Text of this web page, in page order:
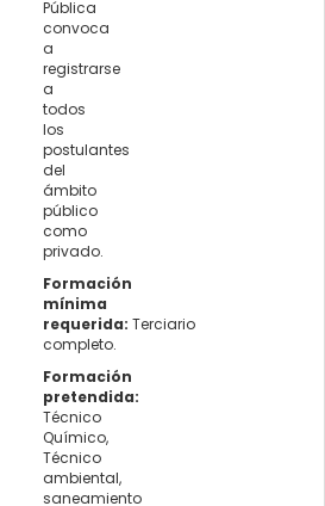
Pública
convoca
a
registrarse
a
todos
los
postulantes
del
ámbito
público
como
privado.
Formación
mínima
requerida: Terciario
completo.
Formación
pretendida:
Técnico
Químico,
Técnico
ambiental,
saneamiento